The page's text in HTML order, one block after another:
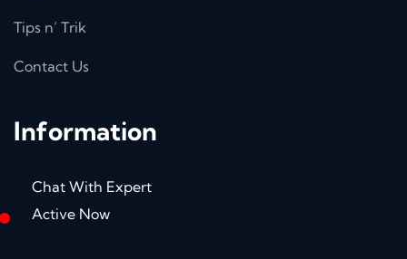
Tips n’ Trik
Contact Us
Information
Chat With Expert
Active Now